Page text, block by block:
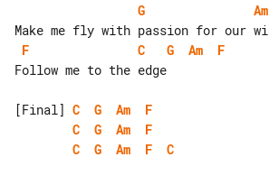
G
Am
F
C G Am
F
Follow me to the edge
[Final] C G Am
F
C
G Am
F
C
G Am F C